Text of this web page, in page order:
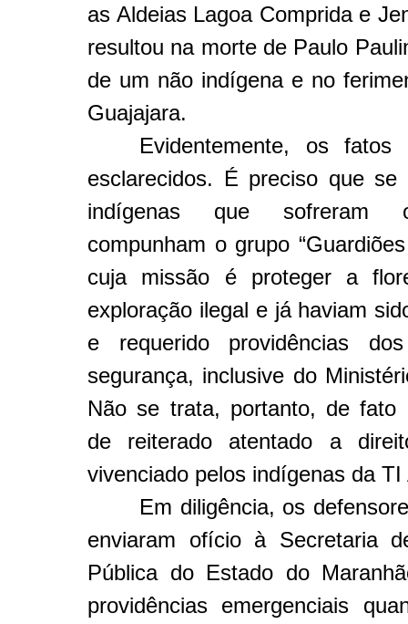
as Aldeias Lagoa Comprida e
resultou na morte de Paulo
de um não indígena e no
Guajajara.
Evidentemente, os fatos
esclarecidos. É preciso que se
indígenas que sofreram
compunham o grupo
cuja missão é proteger a
exploração ilegal e já haviam
e requerido providências
segurança, inclusive do
Não se trata, portanto, de fato
de reiterado atentado a
vivenciado pelos indígenas da
Em diligência, os
enviaram ofício à Secretaria
Pública do Estado do
providências emergenciais